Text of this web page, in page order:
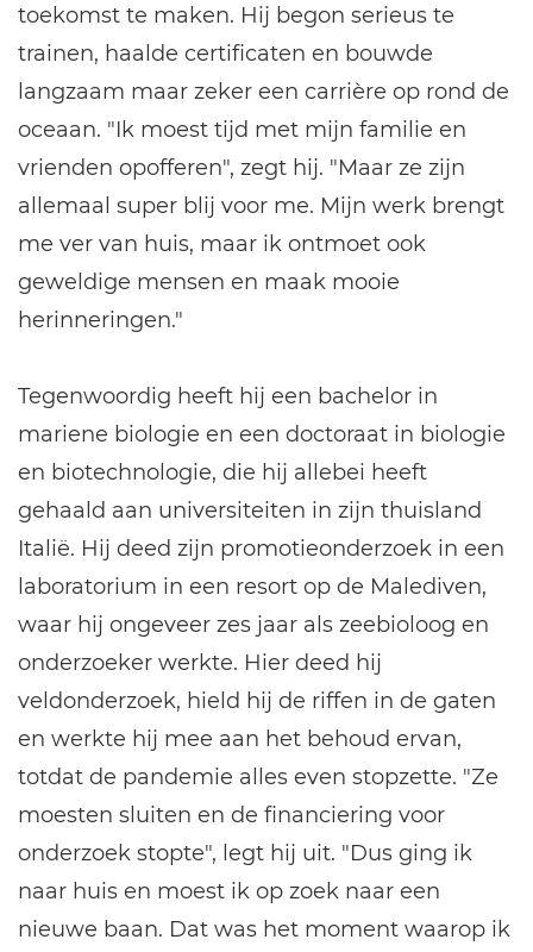
toekomst te maken. Hij begon serieus te
trainen, haalde certificaten en bouwde
langzaam maar zeker een carrière op rond de
oceaan. "Ik moest tijd met mijn familie en
vrienden opofferen", zegt hij. "Maar ze zijn
allemaal super blij voor me. Mijn werk brengt
me ver van huis, maar ik ontmoet ook
geweldige mensen en maak mooie
herinneringen."
Tegenwoordig heeft hij een bachelor in
mariene biologie en een doctoraat in biologie
en biotechnologie, die hij allebei heeft
gehaald aan universiteiten in zijn thuisland
Italië. Hij deed zijn promotieonderzoek in een
laboratorium in een resort op de Malediven,
waar hij ongeveer zes jaar als zeebioloog en
onderzoeker werkte. Hier deed hij
veldonderzoek, hield hij de riffen in de gaten
en werkte hij mee aan het behoud ervan,
totdat de pandemie alles even stopzette. "Ze
moesten sluiten en de financiering voor
onderzoek stopte", legt hij uit. "Dus ging ik
naar huis en moest ik op zoek naar een
nieuwe baan. Dat was het moment waarop ik